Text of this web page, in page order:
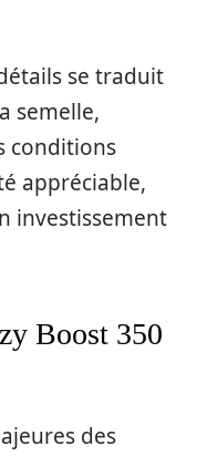
se traduit
semelle,
conditions
appréciable,
investissement
Boost 350
des